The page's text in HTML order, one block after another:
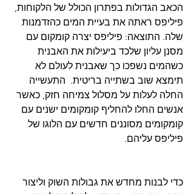
הכאב הגדולות בפתרון הכולל של הלקוחות,
פיליפס ראתה את בעיית המים כהזדמנות
שלה. התוצאה: פיליפס יצרה קומקום עם
מסנן עליון שלכד ביעילות את האבנית
כשהמים נשפכו כך שאבנית לעולם לא
תימצא שוב בשתייה בריטית.  התעשייה
החלה לעלות על מסלול צמיחה חזק, כאשר
אנשים החלו להחליף קומקומים ישנים עם
קומקומים מסוננים חדשים עם הלוגו של
פיליפס עליהם.
כדי לבנות מחדש את גבולות השוק וליצור